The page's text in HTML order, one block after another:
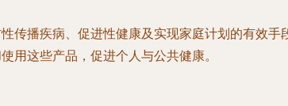
传播疾病、促进性健康及实现家庭计划的有效手
用这些产品，促进个人与公共健康。